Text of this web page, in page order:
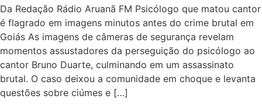
Da Redação Rádio Aruanã FM Psicólogo que matou cantor
é flagrado em imagens minutos antes do crime brutal em
Goiás As imagens de câmeras de segurança revelam
momentos assustadores da perseguição do psicólogo ao
cantor Bruno Duarte, culminando em um assassinato
brutal. O caso deixou a comunidade em choque e levanta
questões sobre ciúmes e […]